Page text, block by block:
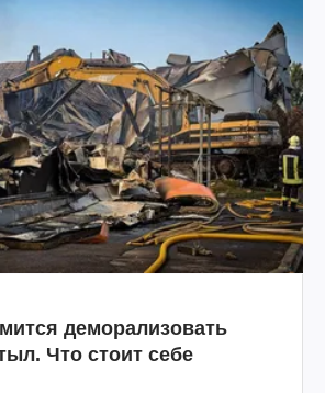
деморализовать
Что стоит себе